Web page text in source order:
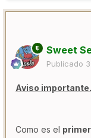
Sweet
Publicado
Aviso importante.
Como es el